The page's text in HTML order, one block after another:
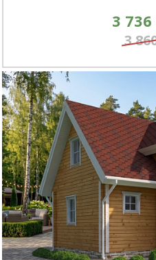
3
3